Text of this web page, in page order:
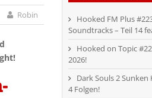
Robin
Hooked FM Plus
Soundtracks – Teil 14
Hooked on Topic
2026!
Dark Souls 2 Sunken
4 Folgen!